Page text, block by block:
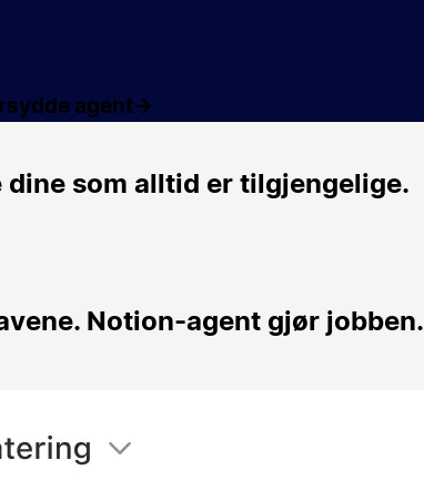
agent→
dine som alltid er tilgjengelige.
Notion-agent gjør jobben.